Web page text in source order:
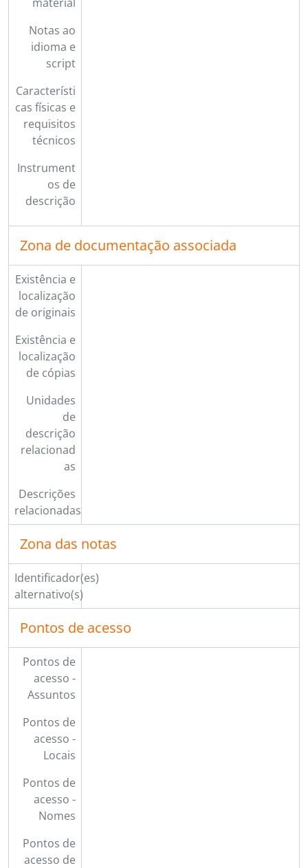
Notas ao
idioma e
script
Característi
cas físicas e
requisitos
técnicos
Instrument
os de
descrição
Zona de documentação associada
Existência e
localização
de originais
Existência e
localização
de cópias
Unidades
de
descrição
relacionad
as
Descrições
relacionadas
Zona das notas
Identificador(es)
alternativo(s)
Pontos de acesso
Pontos de
acesso -
Assuntos
Pontos de
acesso -
Locais
Pontos de
acesso -
Nomes
Pontos de
acesso de